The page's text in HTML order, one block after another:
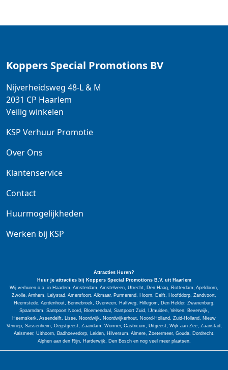
Koppers Special Promotions BV
Nijverheidsweg 48-L & M
2031 CP Haarlem
Veilig winkelen
KSP Verhuur Promotie
Over Ons
Klantenservice
Contact
Huurmogelijkheden
Werken bij KSP
Attracties Huren?
Huur je attracties bij Koppers Special
PromotionsB.V. uit Haarlem
Wij verhuren o.a. in Haarlem, Amsterdam, Amstelveen, Utrecht, Den Haag, Rotterdam, Apeldoorn,
Zwolle, Arnhem, Lelystad, Amersfoort, Alkmaar, Purmerend, Hoorn, Delft, Hoofddorp, Zandvoort,
Heemstede, Aerdenhout, Bennebroek, Overveen, Halfweg, Hillegom, Den Helder, Zwanenburg,
Spaarndam, Santpoort Noord, Bloemendaal, Santpoort Zuid, IJmuiden, Velsen, Beverwijk,
Heemskerk, Assendelft, Lisse, Noordwijk, Noordwijkerhout, Noord-Holland, Zuid-Holland, Nieuw
Vennep, Sassenheim, Oegstgeest, Zaandam, Wormer, Castricum, Uitgeest, Wijk aan Zee, Zaanstad,
Aalsmeer, Uithoorn, Badhoevedorp, Leiden, Hilversum, Almere, Zoetermeer, Gouda, Dordrecht,
Alphen aan den Rijn, Harderwijk, Den Bosch en nog veel meer plaatsen.